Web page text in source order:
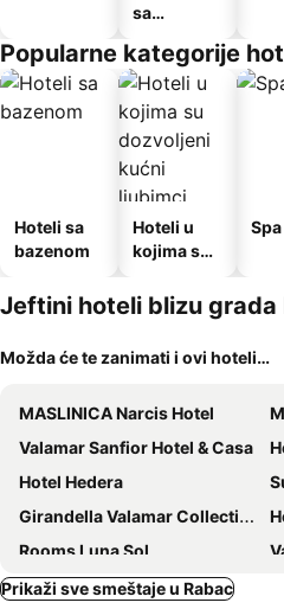
sa
Popularne kategorije
Hoteli sa
bazenom
Hoteli u
kojima su
kućni
ljubimci
Jeftini hoteli blizu grada
Možda će te zanimati i ovi hoteli…
MASLINICA Narcis Hotel
Valamar Sanfior Hotel & Casa
Hotel Hedera
Girandella Valamar Collection Resort
Rooms Luna Sol
Camping Residence Oliva
Prikaži sve smeštaje u Rabac